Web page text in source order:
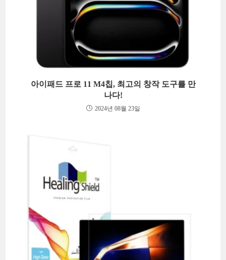
아이패드 프로 11 M4칩, 최고의 창작 도구를 만
나다!
2024년 08월 23일